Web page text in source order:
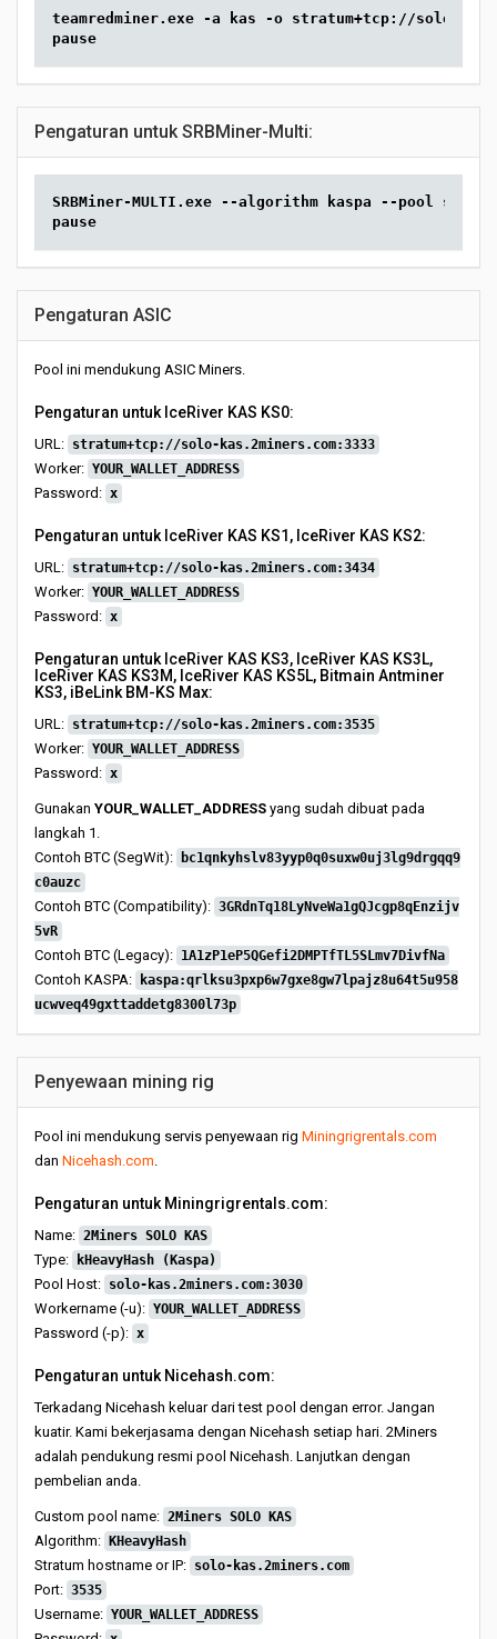
teamredminer.exe -a kas -o stratum+tcp://solo-
pause
Pengaturan untuk SRBMiner-Multi:
SRBMiner-MULTI.exe --algorithm kaspa --pool solo-
pause
Pengaturan ASIC
Pool ini mendukung ASIC Miners.
Pengaturan untuk IceRiver KAS KS0:
URL: stratum+tcp://solo-kas.2miners.com:3333
Worker: YOUR_WALLET_ADDRESS
Password: x
Pengaturan untuk IceRiver KAS KS1, IceRiver KAS KS2:
URL: stratum+tcp://solo-kas.2miners.com:3434
Worker: YOUR_WALLET_ADDRESS
Password: x
Pengaturan untuk IceRiver KAS KS3, IceRiver KAS KS3L,
IceRiver KAS KS3M, IceRiver KAS KS5L, Bitmain Antminer
KS3, iBeLink BM-KS Max:
URL: stratum+tcp://solo-kas.2miners.com:3535
Worker: YOUR_WALLET_ADDRESS
Password: x
Gunakan YOUR_WALLET_ADDRESS yang sudah dibuat pada
langkah 1.
Contoh BTC (SegWit):
bc1qnkyhslv83yyp0q0suxw0uj3lg9drgqq9
c0auzc
Contoh BTC (Compatibility): 3GRdnTq18LyNveWa1gQJcgp8qEnzijv
5vR
Contoh BTC (Legacy): 1A1zP1eP5QGefi2DMPTfTL5SLmv7DivfNa
Contoh KASPA:
kaspa:qrlksu3pxp6w7gxe8gw7lpajz8u64t5u958
ucwveq49gxttaddetg8300l73p
Penyewaan mining rig
Pool ini mendukung servis penyewaan rig Miningrigrentals.com
dan Nicehash.com.
Pengaturan untuk Miningrigrentals.com:
Name: 2Miners SOLO KAS
Type: kHeavyHash (Kaspa)
Pool Host: solo-kas.2miners.com:3030
Workername (-u): YOUR_WALLET_ADDRESS
Password (-p): x
Pengaturan untuk Nicehash.com:
Terkadang Nicehash keluar dari test pool dengan error. Jangan
kuatir. Kami bekerjasama dengan Nicehash setiap hari. 2Miners
adalah pendukung resmi pool Nicehash. Lanjutkan dengan
pembelian anda.
Custom pool name: 2Miners SOLO KAS
Algorithm: KHeavyHash
Stratum hostname or IP: solo-kas.2miners.com
Port: 3535
Username: YOUR_WALLET_ADDRESS